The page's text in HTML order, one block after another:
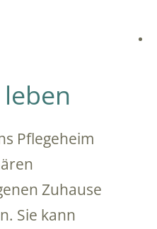
Pflegeheim
Zuhause
Sie kann